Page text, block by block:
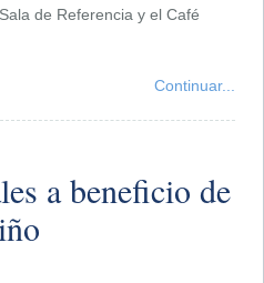
de Referencia y el Café
Continuar...
a beneficio de